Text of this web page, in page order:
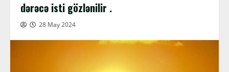
dərəcə isti gözlənilir .
28 May 2024